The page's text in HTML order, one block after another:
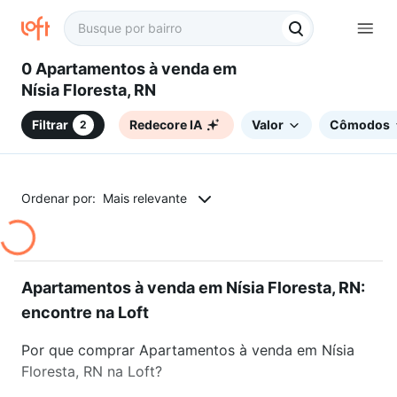
0 Apartamentos à venda em
Nísia Floresta, RN
Filtrar 2 Redecore IA Valor Cômodos
Ordenar por: Mais relevante
Apartamentos à venda em Nísia Floresta, RN:
encontre na Loft
Por que comprar Apartamentos à venda em Nísia
Floresta, RN na Loft?